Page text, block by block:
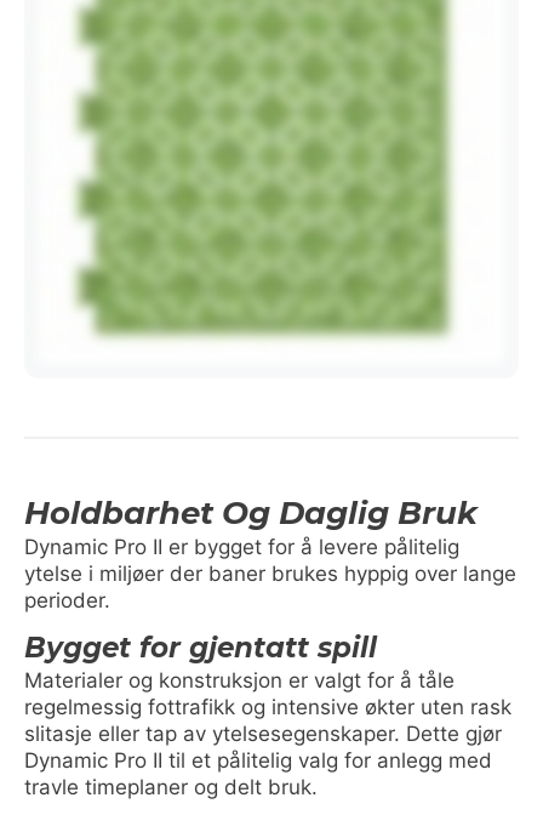
Holdbarhet Og Daglig Bruk
Dynamic Pro II er bygget for å levere pålitelig
ytelse i miljøer der baner brukes hyppig over lange
perioder.
Bygget for gjentatt spill
Materialer og konstruksjon er valgt for å tåle
regelmessig fottrafikk og intensive økter uten rask
slitasje eller tap av ytelsesegenskaper. Dette gjør
Dynamic Pro II til et pålitelig valg for anlegg med
travle timeplaner og delt bruk.